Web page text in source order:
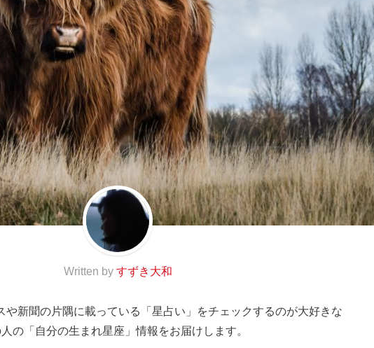
Written by すずき大和
や新聞の片隅に載っている「星占い」をチェックするのが大好きな
の「自分の生まれ星座」情報をお届けします。